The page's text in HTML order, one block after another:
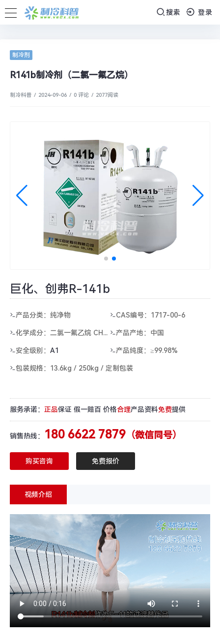
搜索 登录
制冷剂
R141b制冷剂（二氯一氟乙烷）
制冷科普 / 2024-09-06 / 0 评论 / 2077阅读
巨化、创弗R-141b
产品分类：纯净物 CAS编号：1717-00-6
化学成分： 二氯一氟乙烷 CH3CCl2F产品产地：中国
安全级别： A1 产品纯度：≥99.98%
包装规格：13.6kg / 250kg / 定制包装
服务承诺： 正品保证 假一赔百 价格合理产品资料免费提供
销售热线： 180 6622 7879 （微信同号）
购买咨询 免费报价
视频介绍